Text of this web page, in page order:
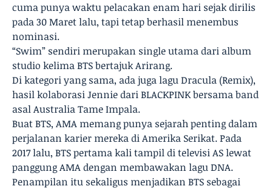
cuma punya waktu pelacakan enam hari sejak dirilis
pada 30 Maret lalu, tapi tetap berhasil menembus
nominasi.
“Swim” sendiri merupakan single utama dari album
studio kelima BTS bertajuk Arirang.
Di kategori yang sama, ada juga lagu Dracula (Remix),
hasil kolaborasi Jennie dari BLACKPINK bersama band
asal Australia Tame Impala.
Buat BTS, AMA memang punya sejarah penting dalam
perjalanan karier mereka di Amerika Serikat. Pada
2017 lalu, BTS pertama kali tampil di televisi AS lewat
panggung AMA dengan membawakan lagu DNA.
Penampilan itu sekaligus menjadikan BTS sebagai